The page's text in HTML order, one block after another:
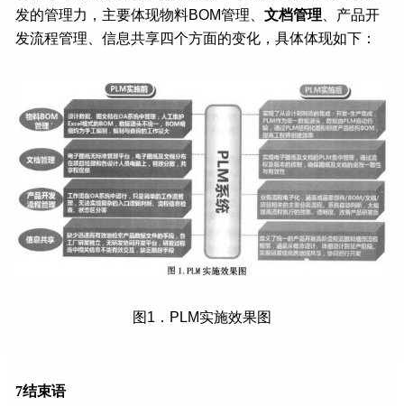
发的管理力，主要体现物料BOM管理、 文档管理 、产品开
发流程管理、信息共享四个方面的变化，具体体现如下：
图1．PLM实施效果图
7结束语